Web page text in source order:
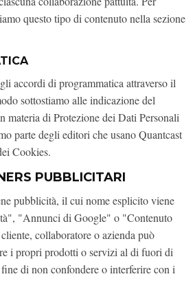
questo tipo di contenuto nella sezione
accordi di programmatica attraverso il
sottostiamo alle indicazione del
materia di Protezione dei Dati Personali
parte degli editori che usano Quantcast
Cookies.
PUBBLICITARI
pubblicità, il cui nome esplicito viene
"Annunci di Google" o "Contenuto
collaboratore o azienda può
i propri prodotti o servizi al di fuori di
di non confondere o interferire con i